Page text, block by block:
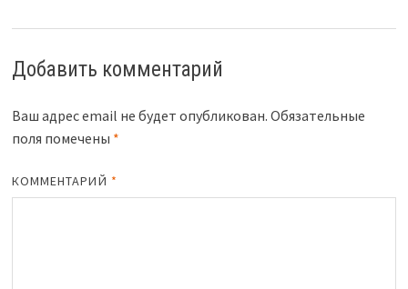
Добавить комментарий
Ваш адрес email не будет опубликован. Обязательные
поля помечены *
КОММЕНТАРИЙ *